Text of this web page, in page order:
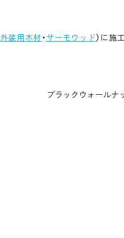
外装用木材 ・ サーモウッド ）に施
ブラックウォールナ